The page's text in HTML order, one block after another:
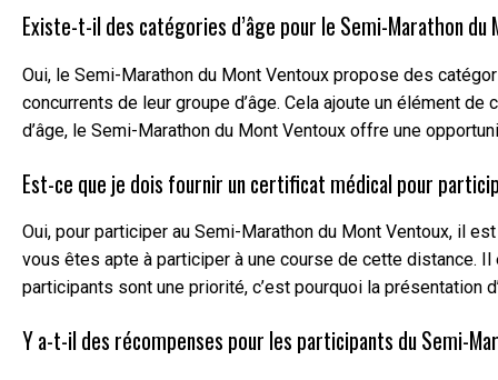
Existe-t-il des catégories d’âge pour le Semi-Marathon du
Oui, le Semi-Marathon du Mont Ventoux propose des
concurrents de leur groupe d’âge. Cela ajoute un élément
d’âge, le Semi-Marathon du Mont Ventoux offre une
Est-ce que je dois fournir un certificat médical pour
Oui, pour participer au Semi-Marathon du Mont Ventoux, il
vous êtes apte à participer à une course de cette distance.
participants sont une priorité, c’est pourquoi la présentation
Y a-t-il des récompenses pour les participants du Semi-